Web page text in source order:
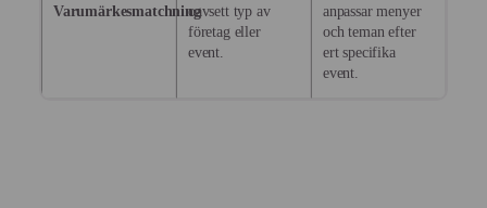
Varumärkesmatchningoavsett typ av
företag eller
event.
anpassar menyer
och teman efter
ert specifika
event.